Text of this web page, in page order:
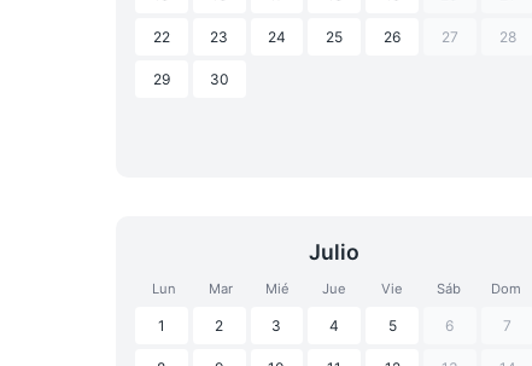
22 23 24 25 26 27 28
29 30
Julio
Lun Mar Mié Jue Vie Sáb Dom
1 2 3 4 5 6 7